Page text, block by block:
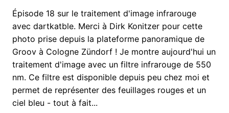
Épisode 18 sur le traitement d'image infrarouge
avec dartkatble. Merci à Dirk Konitzer pour cette
photo prise depuis la plateforme panoramique de
Groov à Cologne Zündorf ! Je montre aujourd'hui un
traitement d'image avec un filtre infrarouge de 550
nm. Ce filtre est disponible depuis peu chez moi et
permet de représenter des feuillages rouges et un
ciel bleu - tout à fait...